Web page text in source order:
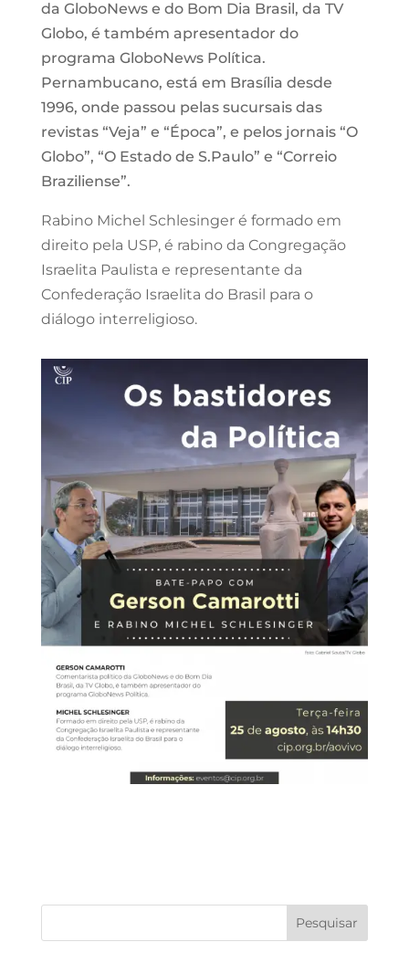
da GloboNews e do Bom Dia Brasil, da TV
Globo, é também apresentador do
programa GloboNews Política.
Pernambucano, está em Brasília desde
1996, onde passou pelas sucursais das
revistas “Veja” e “Época”, e pelos jornais “O
Globo”, “O Estado de S.Paulo” e “Correio
Braziliense”.
Rabino Michel Schlesinger é formado em
direito pela USP, é rabino da Congregação
Israelita Paulista e representante da
Confederação Israelita do Brasil para o
diálogo interreligioso.